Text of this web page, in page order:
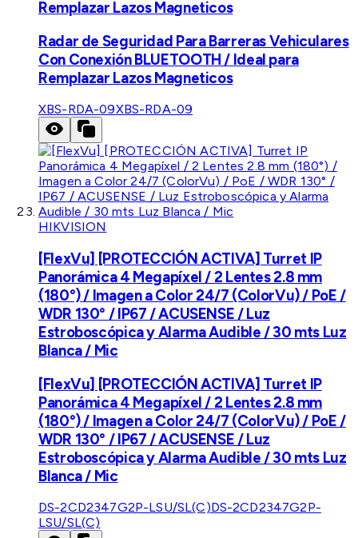
Remplazar Lazos Magneticos
Radar de Seguridad Para Barreras Vehiculares
Con Conexión BLUETOOTH / Ideal para
Remplazar Lazos Magneticos
XBS-RDA-09XBS-RDA-09
HIKVISION
[FlexVu] [PROTECCIÓN ACTIVA] Turret IP
Panorámica 4 Megapíxel / 2 Lentes 2.8 mm
(180°) / Imagen a Color 24/7 (ColorVu) / PoE /
WDR 130° / IP67 / ACUSENSE / Luz
Estroboscópica y Alarma Audible / 30 mts Luz
Blanca / Mic
[FlexVu] [PROTECCIÓN ACTIVA] Turret IP
Panorámica 4 Megapíxel / 2 Lentes 2.8 mm
(180°) / Imagen a Color 24/7 (ColorVu) / PoE /
WDR 130° / IP67 / ACUSENSE / Luz
Estroboscópica y Alarma Audible / 30 mts Luz
Blanca / Mic
DS-2CD2347G2P-LSU/SL(C)DS-2CD2347G2P-
LSU/SL(C)